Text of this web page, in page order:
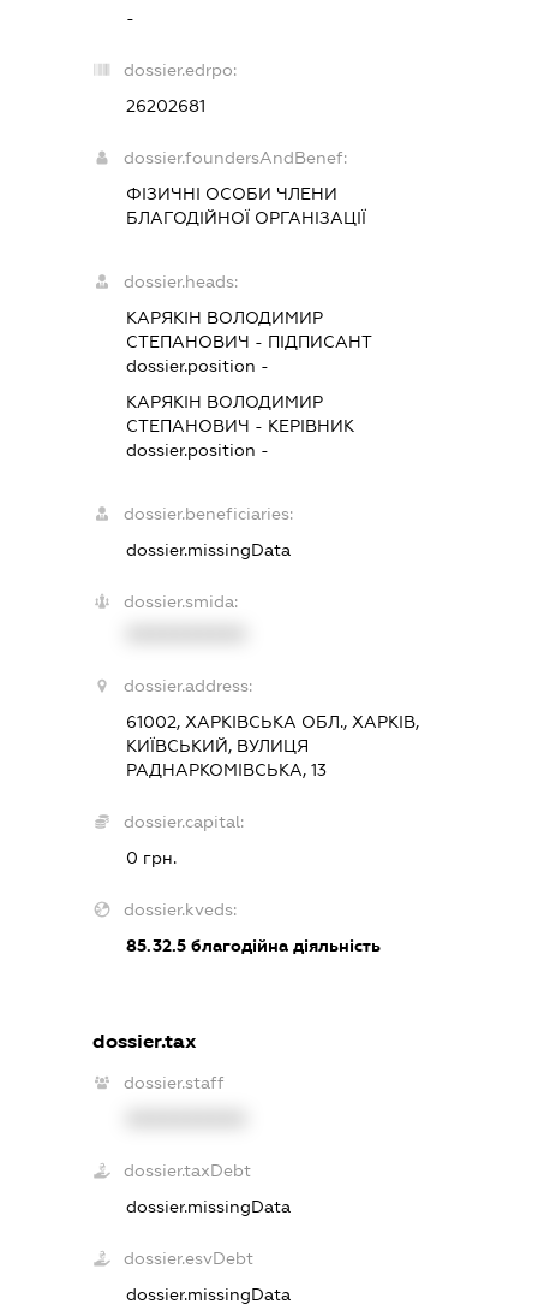
-
dossier.edrpo:
26202681
dossier.foundersAndBenef:
ФІЗИЧНІ ОСОБИ ЧЛЕНИ
БЛАГОДІЙНОЇ ОРГАНІЗАЦІЇ
dossier.heads:
КАРЯКІН ВОЛОДИМИР
СТЕПАНОВИЧ - ПІДПИСАНТ
dossier.position -
КАРЯКІН ВОЛОДИМИР
СТЕПАНОВИЧ - КЕРІВНИК
dossier.position -
dossier.beneficiaries:
dossier.missingData
dossier.smida:
dossier.address:
61002, ХАРКІВСЬКА ОБЛ., ХАРКІВ,
КИЇВСЬКИЙ, ВУЛИЦЯ
РАДНАРКОМІВСЬКА, 13
dossier.capital:
0 грн.
dossier.kveds:
85.32.5 благодійна діяльність
dossier.tax
dossier.staff
dossier.taxDebt
dossier.missingData
dossier.esvDebt
dossier.missingData